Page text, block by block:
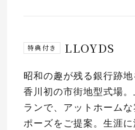
特典付き LLOYDS
昭和の趣が残る銀行跡
香川初の市街地型式場
ランで、アットホーム
ポーズをご提案。生涯